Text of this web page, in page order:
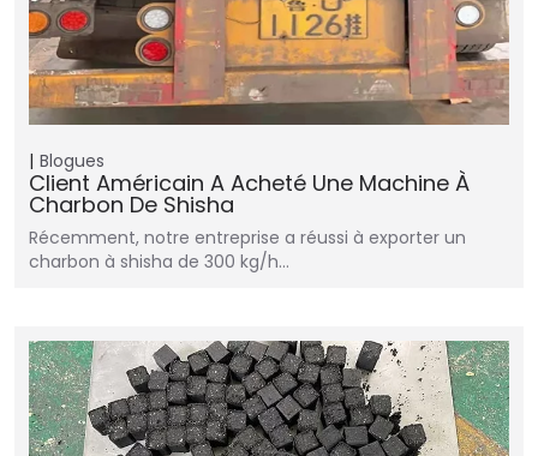
Blogues
Client Américain A Acheté Une Machine À
Charbon De Shisha
Récemment, notre entreprise a réussi à exporter un
charbon à shisha de 300 kg/h…